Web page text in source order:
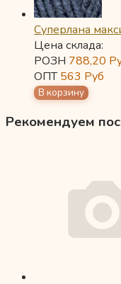
Суперлана
Цена склада:
РОЗН 788,20
ОПТ563 Руб
Рекомендуем